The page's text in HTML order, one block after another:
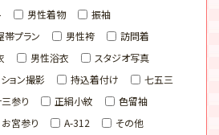
男性着物
振袖
帯プラン 男性袴
訪問着
男性浴衣
スタジオ写真
ョン撮影 持込着付け
七五三
参り 正絹小紋
色留袖
お宮参り A-312 その他